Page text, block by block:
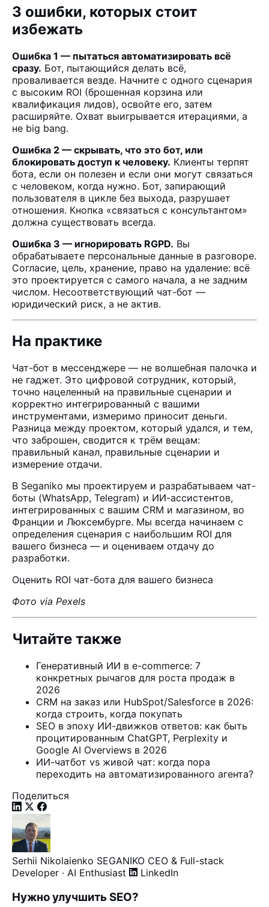
3 ошибки, которых стоит
избежать
Ошибка 1 — пытаться автоматизировать всё
сразу. Бот, пытающийся делать всё,
проваливается везде. Начните с одного сценария
с высоким ROI (брошенная корзина или
квалификация лидов), освойте его, затем
расширяйте. Охват выигрывается итерациями, а
не big bang.
Ошибка 2 — скрывать, что это бот, или
блокировать доступ к человеку. Клиенты терпят
бота, если он полезен и если они могут связаться
с человеком, когда нужно. Бот, запирающий
пользователя в цикле без выхода, разрушает
отношения. Кнопка «связаться с консультантом»
должна существовать всегда.
Ошибка 3 — игнорировать RGPD. Вы
обрабатываете персональные данные в разговоре.
Согласие, цель, хранение, право на удаление: всё
это проектируется с самого начала, а не задним
числом. Несоответствующий чат-бот —
юридический риск, а не актив.
На практике
Чат-бот в мессенджере — не волшебная палочка и
не гаджет. Это цифровой сотрудник, который,
точно нацеленный на правильные сценарии и
корректно интегрированный с вашими
инструментами, измеримо приносит деньги.
Разница между проектом, который удался, и тем,
что заброшен, сводится к трём вещам:
правильный канал, правильные сценарии и
измерение отдачи.
В Seganiko мы проектируем и разрабатываем чат-
боты (WhatsApp, Telegram) и ИИ-ассистентов,
интегрированных с вашим CRM и магазином, во
Франции и Люксембурге. Мы всегда начинаем с
определения сценария с наибольшим ROI для
вашего бизнеса — и оцениваем отдачу до
разработки.
Оценить ROI чат-бота для вашего бизнеса
Фото via Pexels
Читайте также
Генеративный ИИ в e-commerce: 7
конкретных рычагов для роста продаж в
2026
CRM на заказ или HubSpot/Salesforce в 2026:
когда строить, когда покупать
SEO в эпоху ИИ-движков ответов: как быть
процитированным ChatGPT, Perplexity и
Google AI Overviews в 2026
ИИ-чатбот vs живой чат: когда пора
переходить на автоматизированного агента?
Поделиться
Serhii Nikolaienko SEGANIKO CEO & Full-stack
Developer · AI Enthusiast
LinkedIn
Нужно улучшить SEO?